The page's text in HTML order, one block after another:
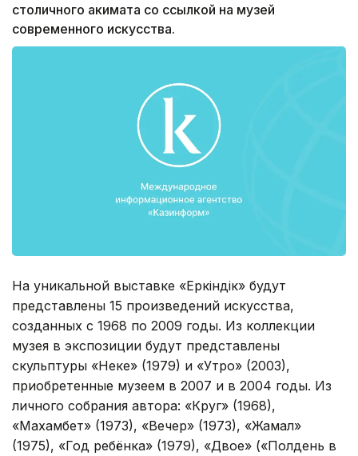
столичного акимата со ссылкой на музей
современного искусства.
На уникальной выставке «Еркіндік» будут
представлены 15 произведений искусства,
созданных с 1968 по 2009 годы. Из коллекции
музея в экспозиции будут представлены
скульптуры «Неке» (1979) и «Утро» (2003),
приобретенные музеем в 2007 и в 2004 годы. Из
личного собрания автора: «Круг» (1968),
«Махамбет» (1973), «Вечер» (1973), «Жамал»
(1975), «Год ребёнка» (1979), «Двое» («Полдень в